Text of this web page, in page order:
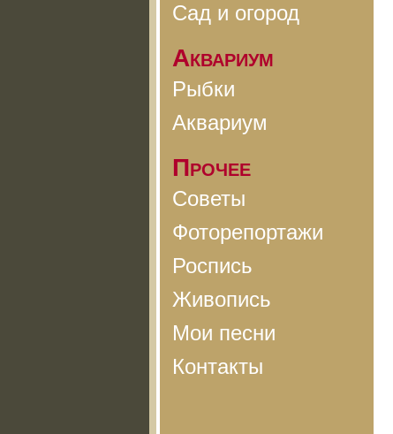
Сад и огород
Аквариум
Рыбки
Аквариум
Прочее
Советы
Фоторепортажи
Роспись
Живопись
Мои песни
Контакты